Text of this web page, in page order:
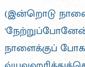
(இன்றொடு
நாளைக்குப்